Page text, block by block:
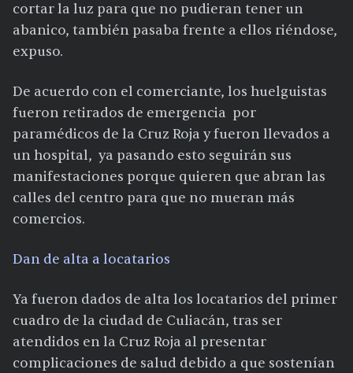
cortar la luz para que no pudieran tener un
abanico, también pasaba frente a ellos riéndose,
expuso.
De acuerdo con el comerciante, los huelguistas
fueron retirados de emergencia por
paramédicos de la Cruz Roja y fueron llevados a
un hospital, ya pasando esto seguirán sus
manifestaciones porque quieren que abran las
calles del centro para que no mueran más
comercios.
Dan de alta a locatarios
Ya fueron dados de alta los locatarios del primer
cuadro de la ciudad de Culiacán, tras ser
atendidos en la Cruz Roja al presentar
complicaciones de salud debido a que sostenían